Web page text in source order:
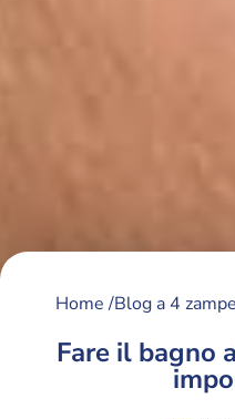
Home /Blog a 4
Fare il bagno